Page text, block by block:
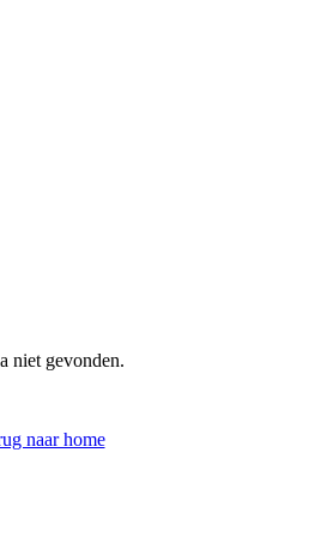
niet gevonden.
naar home